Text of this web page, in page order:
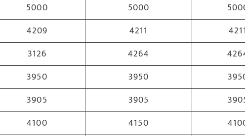
5000 5000
4209 4211
4211
3126 4264
3950 3950
3905 3905
4100 4150